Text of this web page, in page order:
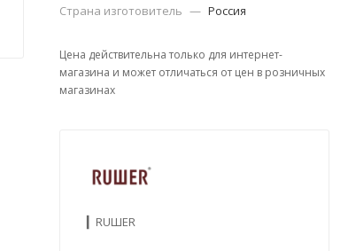
Страна изготовитель — Россия
Цена действительна только для интернет-
магазина и может отличаться от цен в розничных
магазинах
▎RUШER